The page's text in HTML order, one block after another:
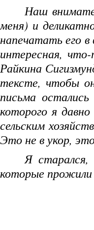
Наш
меня) и
напечатать его
интересная,
Райкина
тексте, чтобы
письма
которого я
сельским
Это не в укор,
Я
которые прожили